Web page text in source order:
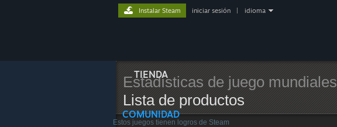
TIENDA
COMUNIDAD
Instalar Steam iniciar sesión idioma
Estadísticas de juego mundiales
Lista de productos
Estos juegos tienen logros de Steam